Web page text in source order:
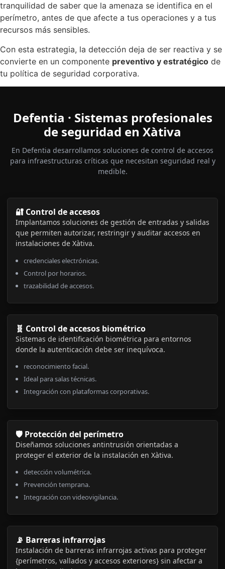
tranquilidad de saber que la amenaza se identifica en el
perímetro, antes de que afecte a tus operaciones y a tus
recursos más sensibles.
Con esta estrategia, la detección deja de ser reactiva y se
convierte en un componente preventivo y estratégico de
tu política de seguridad corporativa.
Defentia · Sistemas profesionales
de seguridad en Xàtiva
En Defentia desarrollamos soluciones de control de accesos
para infraestructuras críticas que necesitan seguridad real y
medible.
🔐 Control de accesos
Implantamos soluciones de gestión de entradas y salidas
que permiten autorizar, restringir y auditar accesos en
instalaciones de Xàtiva.
credenciales electrónicas.
Control por horarios.
trazabilidad de accesos.
🧬 Control de accesos biométrico
Sistemas de identificación biométrica para entornos
donde la autenticación debe ser inequívoca.
reconocimiento facial.
Ideal para salas técnicas.
Integración con plataformas corporativas.
🛡️ Protección del perímetro
Diseñamos soluciones antintrusión orientadas a
proteger el exterior de la instalación en Xàtiva.
detección volumétrica.
Prevención temprana.
Integración con videovigilancia.
📡 Barreras infrarrojas
Instalación de barreras infrarrojas activas para proteger
{perímetros, vallados y accesos exteriores} sin afectar a